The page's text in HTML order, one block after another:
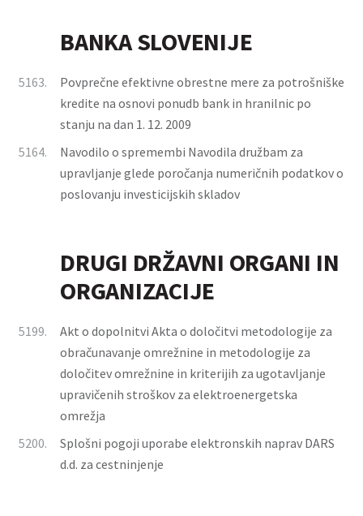
BANKA SLOVENIJE
5163.
Povprečne efektivne obrestne mere za potrošniške
kredite na osnovi ponudb bank in hranilnic po
stanju na dan 1. 12. 2009
5164.
Navodilo o spremembi Navodila družbam za
upravljanje glede poročanja numeričnih podatkov o
poslovanju investicijskih skladov
DRUGI DRŽAVNI ORGANI IN
ORGANIZACIJE
5199.
Akt o dopolnitvi Akta o določitvi metodologije za
obračunavanje omrežnine in metodologije za
določitev omrežnine in kriterijih za ugotavljanje
upravičenih stroškov za elektroenergetska
omrežja
5200.
Splošni pogoji uporabe elektronskih naprav DARS
d.d. za cestninjenje